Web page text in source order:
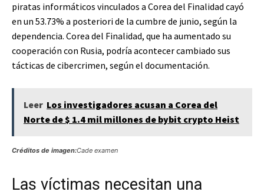
piratas informáticos vinculados a Corea del Finalidad cayó
en un 53.73% a posteriori de la cumbre de junio, según la
dependencia. Corea del Finalidad, que ha aumentado su
cooperación con Rusia, podría acontecer cambiado sus
tácticas de cibercrimen, según el documentación.
Leer Los investigadores acusan a Corea del
Norte de $ 1.4 mil millones de bybit crypto Heist
Créditos de imagen:Cade examen
Las víctimas necesitan una